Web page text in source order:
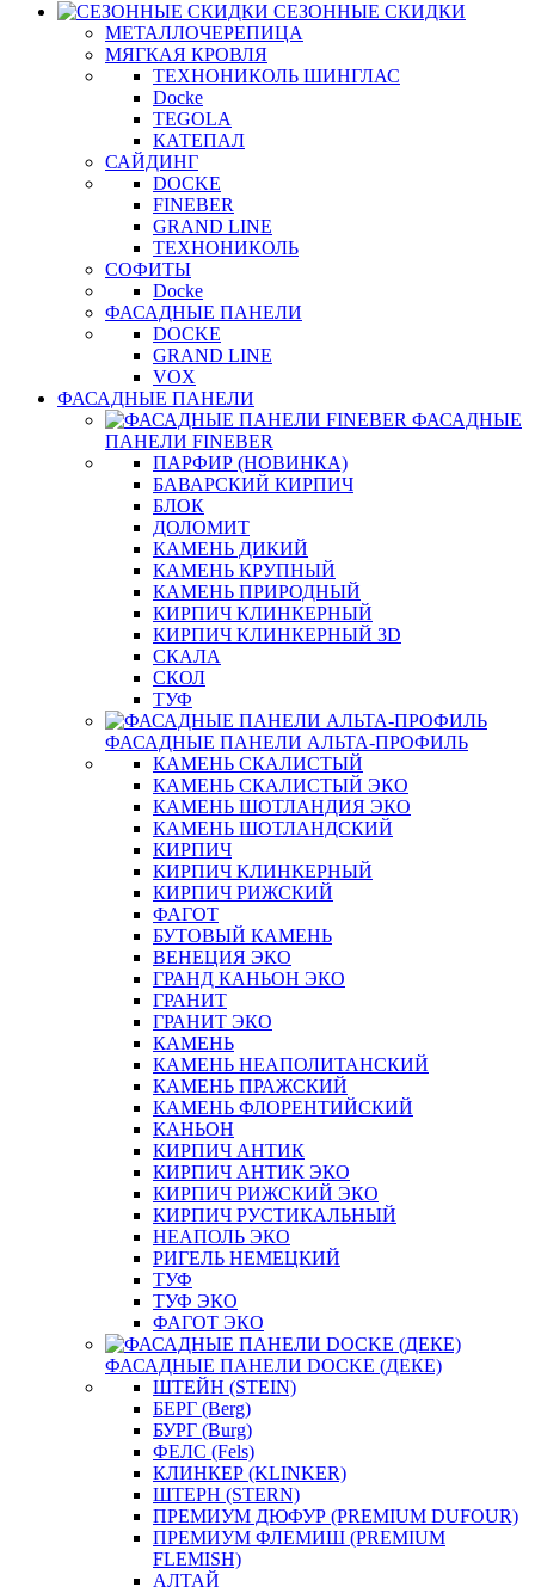
СЕЗОННЫЕ СКИДКИ
МЕТАЛЛОЧЕРЕПИЦА
МЯГКАЯ КРОВЛЯ
ТЕХНОНИКОЛЬ ШИНГЛАС
Docke
TEGOLA
КАТЕПАЛ
САЙДИНГ
DOCKE
FINEBER
GRAND LINE
ТЕХНОНИКОЛЬ
СОФИТЫ
Docke
ФАСАДНЫЕ ПАНЕЛИ
DOCKE
GRAND LINE
VOX
ФАСАДНЫЕ ПАНЕЛИ
ФАСАДНЫЕ
ПАНЕЛИ FINEBER
ПАРФИР (НОВИНКА)
БАВАРСКИЙ КИРПИЧ
БЛОК
ДОЛОМИТ
КАМЕНЬ ДИКИЙ
КАМЕНЬ КРУПНЫЙ
КАМЕНЬ ПРИРОДНЫЙ
КИРПИЧ КЛИНКЕРНЫЙ
КИРПИЧ КЛИНКЕРНЫЙ 3D
СКАЛА
СКОЛ
ТУФ
ФАСАДНЫЕ ПАНЕЛИ АЛЬТА-ПРОФИЛЬ
КАМЕНЬ СКАЛИСТЫЙ
КАМЕНЬ СКАЛИСТЫЙ ЭКО
КАМЕНЬ ШОТЛАНДИЯ ЭКО
КАМЕНЬ ШОТЛАНДСКИЙ
КИРПИЧ
КИРПИЧ КЛИНКЕРНЫЙ
КИРПИЧ РИЖСКИЙ
ФАГОТ
БУТОВЫЙ КАМЕНЬ
ВЕНЕЦИЯ ЭКО
ГРАНД КАНЬОН ЭКО
ГРАНИТ
ГРАНИТ ЭКО
КАМЕНЬ
КАМЕНЬ НЕАПОЛИТАНСКИЙ
КАМЕНЬ ПРАЖСКИЙ
КАМЕНЬ ФЛОРЕНТИЙСКИЙ
КАНЬОН
КИРПИЧ АНТИК
КИРПИЧ АНТИК ЭКО
КИРПИЧ РИЖСКИЙ ЭКО
КИРПИЧ РУСТИКАЛЬНЫЙ
НЕАПОЛЬ ЭКО
РИГЕЛЬ НЕМЕЦКИЙ
ТУФ
ТУФ ЭКО
ФАГОТ ЭКО
ФАСАДНЫЕ ПАНЕЛИ DOCKE (ДЕКЕ)
ШТЕЙН (STEIN)
БЕРГ (Berg)
БУРГ (Burg)
ФЕЛС (Fels)
КЛИНКЕР (KLINKER)
ШТЕРН (STERN)
ПРЕМИУМ ДЮФУР (PREMIUM DUFOUR)
ПРЕМИУМ ФЛЕМИШ (PREMIUM
FLEMISH)
АЛТАЙ